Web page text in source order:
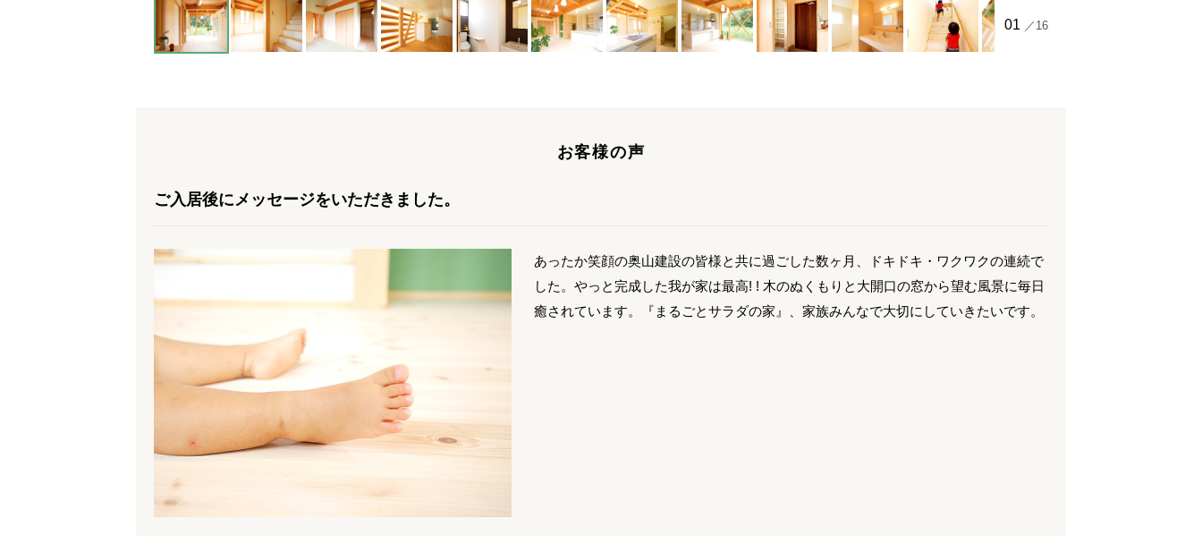
01 ／16
お客様の声
ご入居後にメッセージをいただきました。
あったか笑顔の奥山建設の皆様と共に過ごした数ヶ月、ドキドキ・ワクワクの連続で
した。やっと完成した我が家は最高! ! 木のぬくもりと大開口の窓から望む風景に毎日
癒されています。『まるごとサラダの家』、家族みんなで大切にしていきたいです。